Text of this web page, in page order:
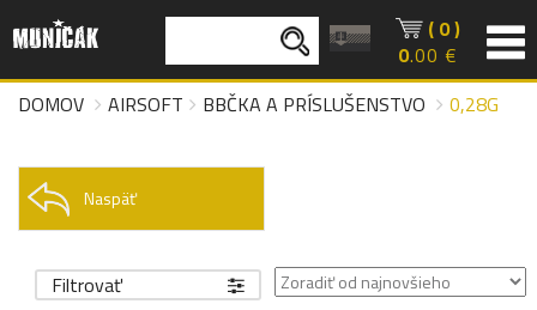
( 0 )
0.00 €
DOMOV
AIRSOFT BBČKA A PRÍSLUŠENSTVO 0,28G
Naspäť
Filtrovať